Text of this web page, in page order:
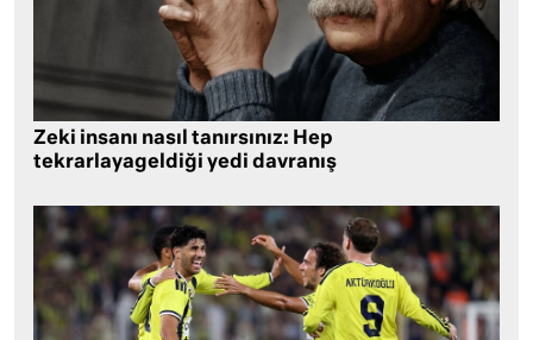
Zeki insanı nasıl tanırsınız: Hep
tekrarlayageldiği yedi davranış